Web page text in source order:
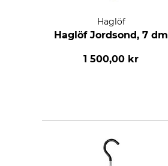
Haglöf
Haglöf Jordsond, 7 dm
1 500,00 kr